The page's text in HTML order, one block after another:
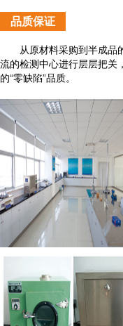
品质保证
从原材料采购到半成品的
流的检测中心进行层层把关
的“零缺陷”品质。